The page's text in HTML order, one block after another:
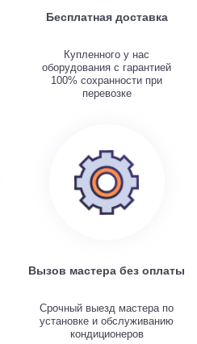
Бесплатная доставка
Купленного у нас
оборудования с гарантией
100% сохранности при
перевозке
Вызов мастера без оплаты
Срочный выезд мастера по
установке и обслуживанию
кондиционеров